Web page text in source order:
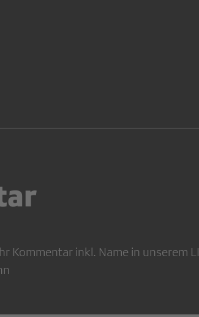
Kommentar inkl. Name in unserem